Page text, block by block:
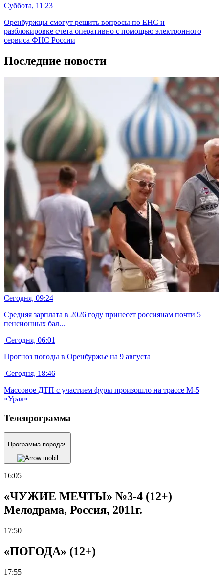
Суббота, 11:23
Оренбуржцы смогут решить вопросы по ЕНС и
разблокировке счета оперативно с помощью электронного
сервиса ФНС России
Последние новости
Сегодня, 09:24
Средняя зарплата в 2026 году принесет россиянам почти 5
пенсионных бал...
Сегодня, 06:01
Прогноз погоды в Оренбуржье на 9 августа
Сегодня, 18:46
Массовое ДТП с участием фуры произошло на трассе М-5
«Урал»
Телепрограмма
Программа передач
16:05
«ЧУЖИЕ МЕЧТЫ» №3-4 (12+)
Мелодрама, Россия, 2011г.
17:50
«ПОГОДА» (12+)
17:55